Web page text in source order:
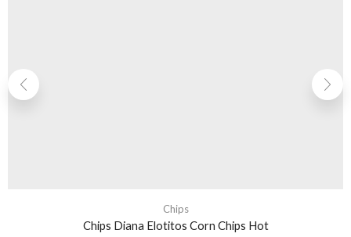
Chips
Chips Diana Elotitos Corn Chips Hot